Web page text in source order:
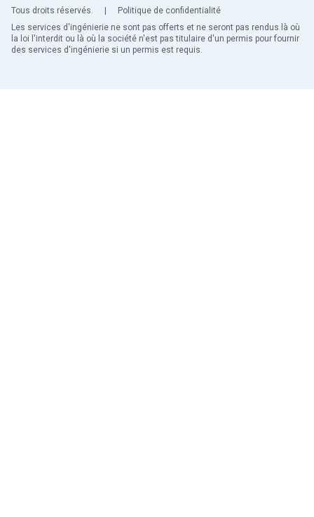
Tous droits réservés.
Politique de confidentialité
Les services d'ingénierie ne sont pas offerts et ne seront pas rendus là où
la loi l'interdit ou là où la société n'est pas titulaire d'un permis pour fournir
des services d'ingénierie si un permis est requis.